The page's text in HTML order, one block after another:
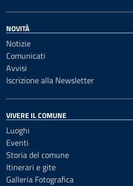
NOVITÀ
Notizie
Comunicati
Avvisi
Iscrizione alla Newsletter
VIVERE IL COMUNE
Luoghi
Eventi
Storia del comune
Itinerari e gite
Galleria Fotografica